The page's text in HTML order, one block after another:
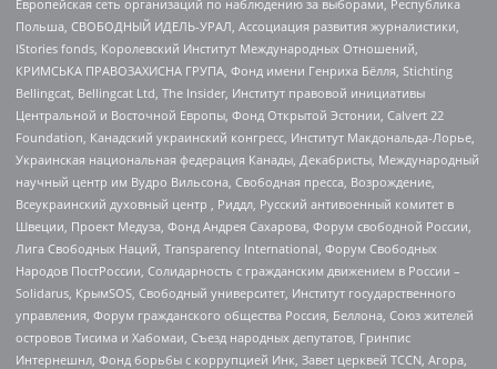
Европейская сеть организаций по наблюдению за выборами, Республика
Польша, СВОБОДНЫЙ ИДЕЛЬ-УРАЛ, Ассоциация развития журналистики,
IStories fonds, Королевский Институт Международных Отношений,
КРИМСЬКА ПРАВОЗАХИСНА ГРУПА, Фонд имени Генриха Бёлля, Stichting
Bellingcat, Bellingcat Ltd, The Insider, Институт правовой инициативы
Центральной и Восточной Европы, Фонд Открытой Эстонии, Calvert 22
Foundation, Канадский украинский конгресс, Институт Макдональда-Лорье,
Украинская национальная федерация Канады, Декабристы, Международный
научный центр им Вудро Вильсона, Свободная пресса, Возрождение,
Всеукраинский духовный центр , Риддл, Русский антивоенный комитет в
Швеции, Проект Медуза, Фонд Андрея Сахарова, Форум свободной России,
Лига Свободных Наций, Transparеncy International, Форум Свободных
Народов ПостРоссии, Солидарность с гражданским движением в России –
Solidarus, КрымSOS, Свободный университет, Институт государственного
управления, Форум гражданского общества Россия, Беллона, Союз жителей
островов Тисима и Хабомаи, Съезд народных депутатов, Гринпис
Интернешнл, Фонд борьбы с коррупцией Инк, Завет церквей TCCN, Агора,